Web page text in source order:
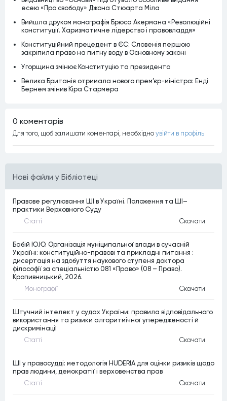
Нові файли у Бібліотеці
Правове регулювання ШІ в Україні. Положення та ШІ–
практики Верховного Суду
Статтi Скачати
Бабій Ю.Ю. Організація муніципальної влади в сучасній
Україні: конституційно-правові та прикладні питання :
дисертація на здобуття наукового ступеня доктора
філософії за спеціальністю 081 «Право» (08 – Право).
Кропивницький, 2026.
Монографiї Скачати
Штучний інтелект у судах України: правила відповідального
використання та ризики алгоритмічної упередженості й
дискримінації
Статтi Скачати
ШІ у правосудді: методологія HUDERIA для оцінки ризиків щодо
прав людини, демократії і верховенства прав
Статтi Скачати
есею «Про свободу» Джона Стюарта Міла
Вийшла друком монографія Брюса Акермана «Революційні
конституції. Харизматичне лідерство і правовладдя»
Конституційний прецедент в ЄС: Словенія першою
закріпила право на питну воду в Основному законі
Угорщина змінює Конституцію та президента
Велика Британія отримала нового прем’єр-міністра: Енді
Бернем змінив Кіра Стармера
0 коментарiв
Для того, щоб залишати коментарi, необхiдно увiйти в профiль